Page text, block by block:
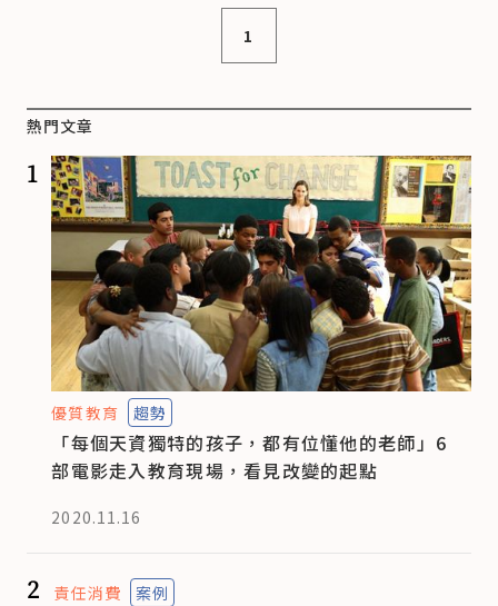
1
熱門文章
1
優質教育 趨勢
「每個天資獨特的孩子，都有位懂他的老師」6
部電影走入教育現場，看見改變的起點
2020.11.16
2 責任消費 案例